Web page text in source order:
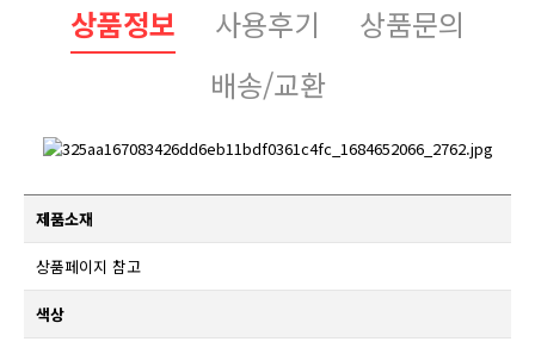
상품정보 사용후기
상품문의
배송/교환
제품소재
상품페이지 참고
색상